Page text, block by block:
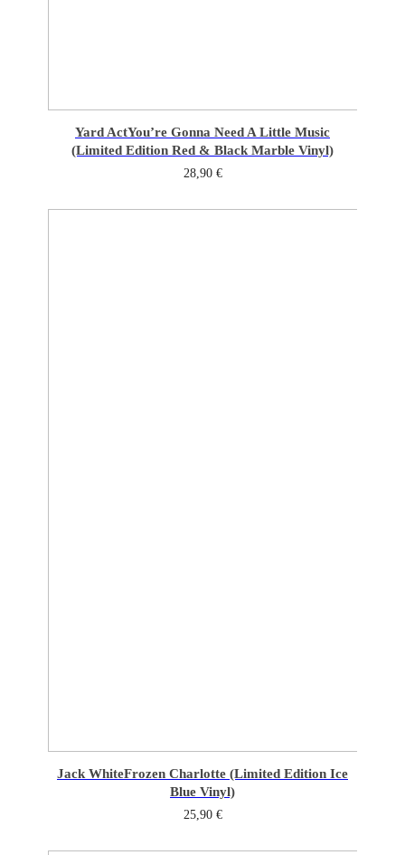
Yard ActYou’re Gonna Need A Little Music
(Limited Edition Red & Black Marble Vinyl)
28,90 €
Jack WhiteFrozen Charlotte (Limited Edition Ice
Blue Vinyl)
25,90 €